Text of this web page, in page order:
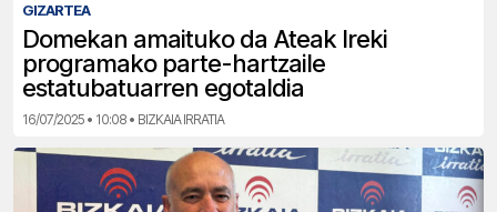
GIZARTEA
Domekan amaituko da Ateak Ireki
programako parte-hartzaile
estatubatuarren egotaldia
16/07/2025 • 10:08 • BIZKAIA IRRATIA